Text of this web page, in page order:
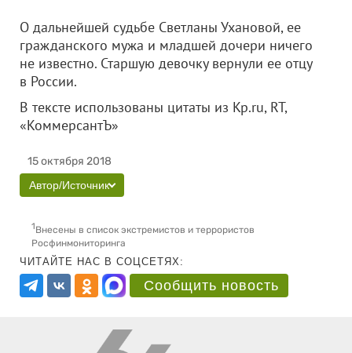
О дальнейшей судьбе Светланы Ухановой, ее
гражданского мужа и младшей дочери ничего
не известно. Старшую девочку вернули ее отцу
в России.
В тексте использованы цитаты из Kp.ru, RT,
«КоммерсантЪ»
15 октября 2018
Автор/Источник
1Внесены в список экстремистов и террористов
Росфинмониторинга
ЧИТАЙТЕ НАС В СОЦСЕТЯХ:
Сообщить новость